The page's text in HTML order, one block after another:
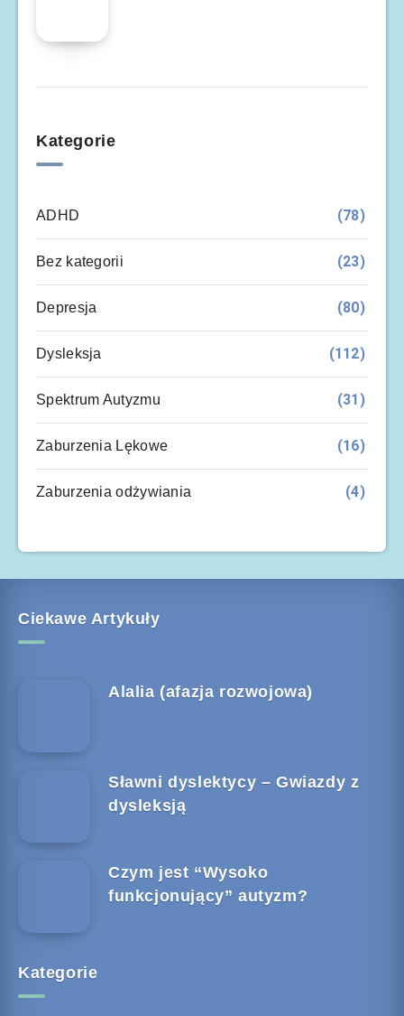
Kategorie
ADHD (78)
Bez kategorii (23)
Depresja (80)
Dysleksja (112)
Spektrum Autyzmu (31)
Zaburzenia Lękowe (16)
Zaburzenia odżywiania (4)
Ciekawe Artykuły
Alalia (afazja rozwojowa)
Sławni dyslektycy – Gwiazdy z
dysleksją
Czym jest “Wysoko
funkcjonujący” autyzm?
Kategorie